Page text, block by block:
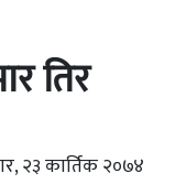
तिर
२३ कार्तिक २०७४